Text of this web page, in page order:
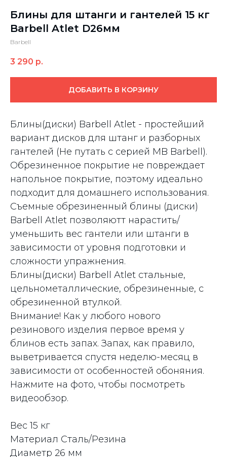
Блины для штанги и гантелей 15 кг
Barbell Atlet D26мм
Barbell
3 290 р.
ДОБАВИТЬ В КОРЗИНУ
Блины(диски) Barbell Atlet - простейший
вариант дисков для штанг и разборных
гантелей (Не путать с серией MB Barbell).
Обрезиненное покрытие не повреждает
напольное покрытие, поэтому идеально
подходит для домашнего использования.
Съемные обрезиненный блины (диски)
Barbell Atlet позволяютт нарастить/
уменьшить вес гантели или штанги в
зависимости от уровня подготовки и
сложности упражнения.
Блины(диски) Barbell Atlet стальные,
цельнометаллические, обрезиненные, с
обрезиненной втулкой.
Внимание! Как у любого нового
резинового изделия первое время у
блинов есть запах. Запах, как правило,
выветривается спустя неделю-месяц в
зависимости от особенностей обоняния.
Нажмите на фото, чтобы посмотреть
видеообзор.
Вес 15 кг
Материал Сталь/Резина
Диаметр 26 мм